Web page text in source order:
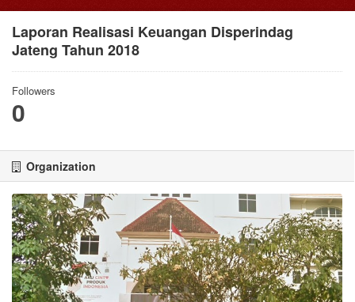
Laporan Realisasi Keuangan Disperindag
Jateng Tahun 2018
Followers
0
Organization